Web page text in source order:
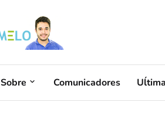
Sobre Comunicadores